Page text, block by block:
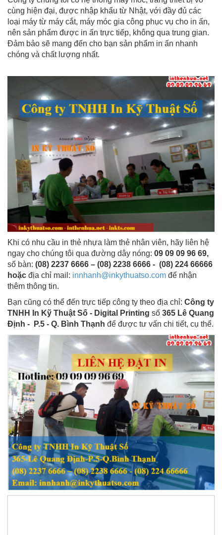
cùng hiện đại, được nhập khẩu từ Nhật, với đầy đủ các
loại máy từ máy cắt, máy móc gia công phục vụ cho in ấn,
nên sản phẩm được in ấn trực tiếp, không qua trung gian.
Đảm bảo sẽ mang đến cho bạn sản phẩm in ấn nhanh
chóng và chất lượng nhất.
Khi có nhu cầu in thẻ nhựa làm thẻ nhân viên, hãy liên hệ
ngay cho chúng tôi qua đường dây nóng: 09 09 09 96 69,
số bàn: (08) 2237 6666 – (08) 2238 6666 - (08) 224 66666
hoặc địa chỉ mail: innhanh@inkythuatso.com để nhận
thêm thông tin.
Bạn cũng có thể đến trực tiếp công ty theo địa chỉ: Công ty
TNHH In Kỹ Thuật Số - Digital Printing số 365 Lê Quang
Định - P.5 - Q. Bình Thạnh để được tư vấn chi tiết, cụ thể.